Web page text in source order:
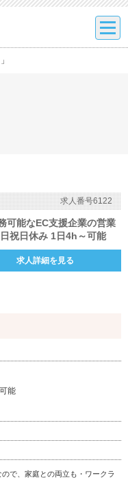
求人番号6122
可能なEC支援企業の営業
祝日休み 1日4h～可能
求人詳細を見る
能
で、家庭との両立も・ワークラ